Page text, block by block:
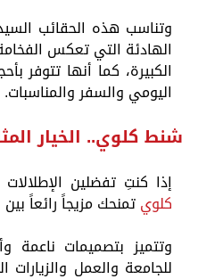
وتناسب هذه الحقائب
الهادئة التي تعكس
الكبيرة، كما أنها تتوفر
اليومي والسفر والمناسبات.
شنط كلوي.. الخيار
إذا كنتِ تفضلين الإطلالات
كلويتمنحك مزيجاً رائعاً بين
وتتميز بتصميمات ناعمة
للجامعة والعمل